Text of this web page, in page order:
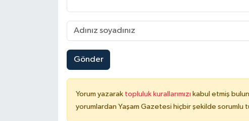
Gönder
Yorum yazarak topluluk kurallarımızı kabul etmiş
yorumlardan Yaşam Gazetesi hiçbir şekilde sorumlu